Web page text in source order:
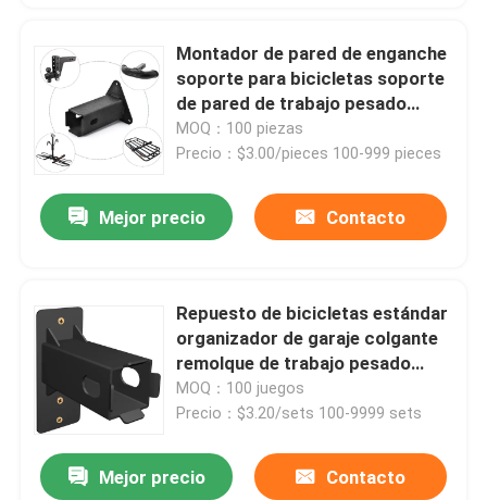
Inicio
Montador de pared de enganche
soporte para bicicletas soporte
de pared de trabajo pesado
colgador para solución de
ahorro de espacio
MOQ：100 piezas
Precio：$3.00/pieces 100-999 pieces
Mejor precio Contacto
Repuesto de bicicletas estándar
organizador de garaje colgante
remolque de trabajo pesado
soporte de montaje de pared de
enganche
MOQ：100 juegos
Precio：$3.20/sets 100-9999 sets
Mejor precio Contacto